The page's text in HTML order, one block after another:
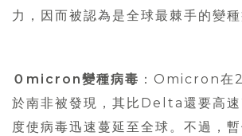
力，因而被認為是全球最棘手的變種
Ｏmicron變種病毒 ：Omicron在
於南非被發現，其比Delta還要高
度使病毒迅速蔓延至全球。不過，